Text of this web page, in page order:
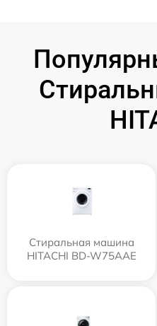
Стиральная машина
HITACHI BD-W75AAE